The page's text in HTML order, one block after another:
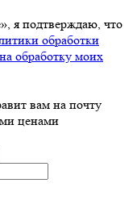
я подтверждаю, что
обработки
обработку моих
вам на почту
ценами